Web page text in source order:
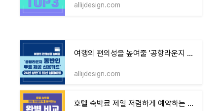
allijdesign.com
여행의 편의성을 높여줄 '공항라운지 동반인 무료 제공 신용카드' 추천!(24년 상반기 최신 업데이
allijdesign.com
호텔 숙박료 제일 저렴하게 예약하는 완벽 비교 가이드